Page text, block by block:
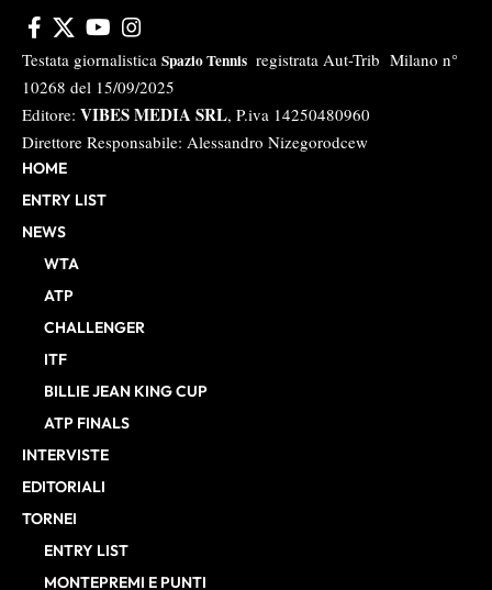
Testata giornalistica Spazio Tennis registrata Aut-Trib Milano n°
10268 del 15/09/2025
Editore: VIBES MEDIA SRL, P.iva 14250480960
Direttore Responsabile: Alessandro Nizegorodcew
HOME
ENTRY LIST
NEWS
WTA
ATP
CHALLENGER
ITF
BILLIE JEAN KING CUP
ATP FINALS
INTERVISTE
EDITORIALI
TORNEI
ENTRY LIST
MONTEPREMI E PUNTI